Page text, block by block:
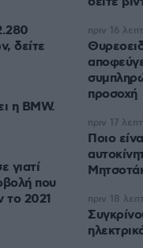
δείτε
η BMW.
γιατί
που
το 2021
προσοχή
πριν 16
Ποιο
πριν 17
πριν 18